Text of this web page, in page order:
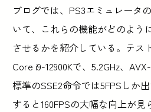
ブログでは、PS3エミュレータ
いて、これらの機能がどのよう
させるかを紹介している。テス
Core i9-12900Kで、5.2GHz、
標準のSSE2命令では5FPSしか
すると160FPSの大幅な向上が見